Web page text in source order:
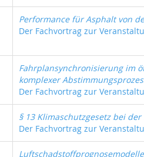
Performance für Asphalt von
Der Fachvortrag zur
Fahrplansynchronisierung im
komplexer
Der Fachvortrag zur
§ 13 Klimaschutzgesetz bei
Der Fachvortrag zur